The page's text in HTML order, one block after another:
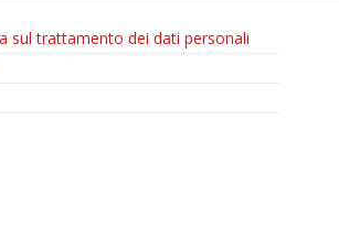
sul trattamento dei dati personali